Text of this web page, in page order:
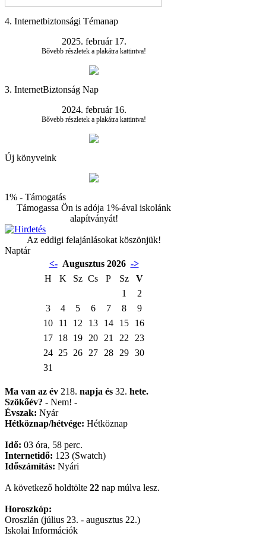
4. Internetbiztonsági Témanap
2025. február 17.
Bővebb részletek a plakátra kattintva!
3. InternetBiztonság Nap
2024. február 16.
Bővebb részletek a plakátra kattintva!
Új könyveink
1% - Támogatás
Támogassa Ön is adója 1%-ával iskolánk
alapítványát!
Az eddigi felajánlásokat köszönjük!
Naptár
<- Augusztus 2026 ->
H
K Sz Cs P Sz
V
1
2
3
4 5 6 7 8
9
10
11 12 13 14 15
16
17 18 19 20 21 22
23
24 25 26 27 28 29
30
31
Ma van az év 218. napja és 32. hete.
Szökőév? - Nem! -
Évszak: Nyár
Hétköznap/hétvége: Hétköznap
Idő: 03 óra, 58 perc.
Internetidő: 123 (Swatch)
Időszámítás: Nyári
A következő holdtölte 22 nap múlva lesz.
Horoszkóp:
Oroszlán (július 23. - augusztus 22.)
Iskolai Információk